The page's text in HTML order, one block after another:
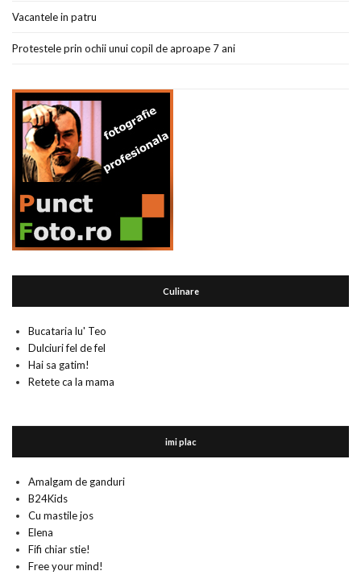
Vacantele in patru
Protestele prin ochii unui copil de aproape 7 ani
Culinare
Bucataria lu' Teo
Dulciuri fel de fel
Hai sa gatim!
Retete ca la mama
imi plac
Amalgam de ganduri
B24Kids
Cu mastile jos
Elena
Fifi chiar stie!
Free your mind!